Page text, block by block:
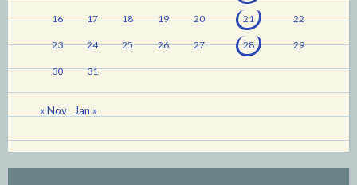
16 17 18 19 20 21 22
23 24 25 26 27 28 29
30 31
« Nov Jan »